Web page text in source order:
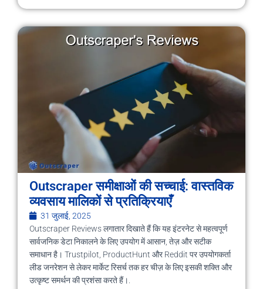
Outscraper समीक्षाओं की सच्चाई: वास्तविक
व्यवसाय मालिकों से प्रतिक्रियाएँ
31 जुलाई, 2025
Outscraper Reviews लगातार दिखाते हैं कि यह इंटरनेट से महत्वपूर्ण
सार्वजनिक डेटा निकालने के लिए उपयोग में आसान, तेज़ और सटीक
समाधान है। Trustpilot, ProductHunt और Reddit पर उपयोगकर्ता
लीड जनरेशन से लेकर मार्केट रिसर्च तक हर चीज़ के लिए इसकी शक्ति और
उत्कृष्ट समर्थन की प्रशंसा करते हैं।.